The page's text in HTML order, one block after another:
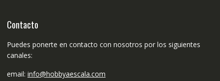
Contacto
Puedes ponerte en contacto con nosotros por los siguientes
canales:
email: info@hobbyaescala.com